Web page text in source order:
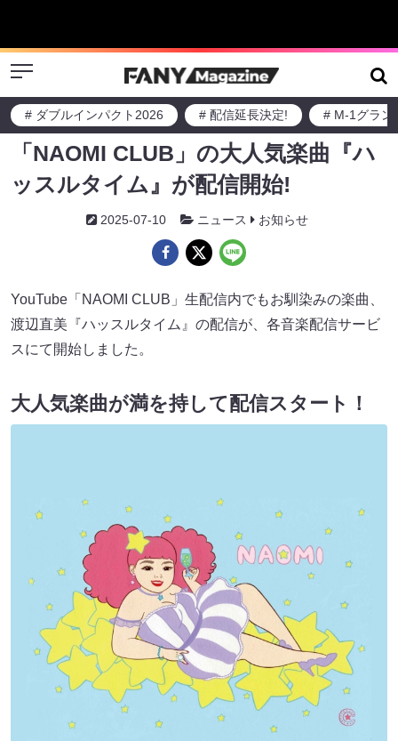
# ダブルインパクト2026 # 配信延長決定! # M-1グラン
渡辺直美YouTubeチャンネル
「NAOMI CLUB」の大人気楽曲『ハ
ッスルタイム』が配信開始!
2025-07-10 ニュース お知らせ
YouTube「NAOMI CLUB」生配信内でもお馴染みの楽曲、
渡辺直美『ハッスルタイム』の配信が、各音楽配信サービ
スにて開始しました。
大人気楽曲が満を持して配信スタート！